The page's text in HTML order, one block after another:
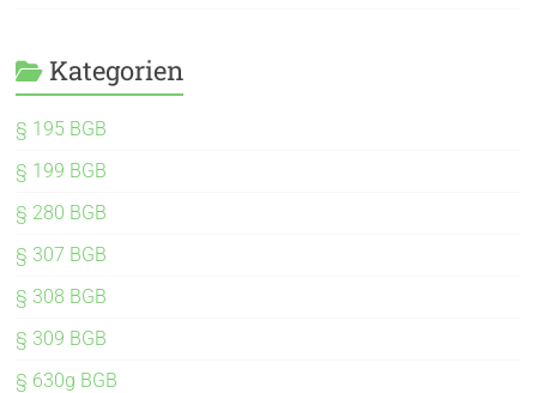
Kategorien
§ 195 BGB
§ 199 BGB
§ 280 BGB
§ 307 BGB
§ 308 BGB
§ 309 BGB
§ 630g BGB